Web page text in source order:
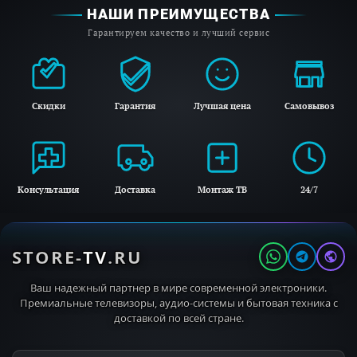
Важными функциями являются
контроль дисбаланса, счётчик расхода воды
и контроль пенообразования. Также есть
а также функция AddLoad, которая
позволяет добавить белье во время стирки.
ProfiEco и баком из композита GlaronK. Она
имеет класс энергоэффективности A, что
делает её экономичной в использовании.
Защита от перелива и система защиты
от протечек Watercontrol System
НАШИ ПРЕИМУЩЕСТВА
Гарантируем качество и лучший сервис
Скидки Гарантия Лучшая цена Самовывоз
Консультация Доставка Монтаж ТВ 24/7
STORE-TV.RU
Ваш надежный партнер в мире современной электроники.
Премиальные телевизоры, аудио-системы и бытовая техника с
доставкой по всей стране.